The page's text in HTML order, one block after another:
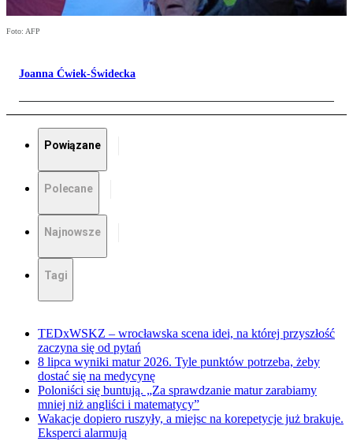
Foto: AFP
Joanna Ćwiek-Świdecka
Powiązane
Polecane
Najnowsze
Tagi
TEDxWSKZ – wrocławska scena idei, na której przyszłość
zaczyna się od pytań
8 lipca wyniki matur 2026. Tyle punktów potrzeba, żeby
dostać się na medycynę
Poloniści się buntują. „Za sprawdzanie matur zarabiamy
mniej niż angliści i matematycy”
Wakacje dopiero ruszyły, a miejsc na korepetycje już brakuje.
Eksperci alarmują